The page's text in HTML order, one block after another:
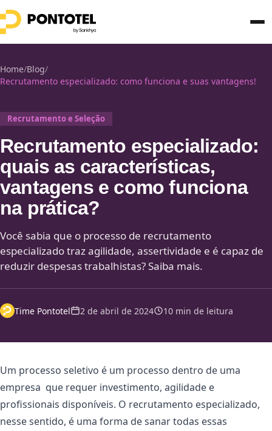
Home/Blog/
Recrutamento especializado: como funciona e suas vantagens!
Recrutamento e Seleção
Recrutamento especializado:
quais as características,
vantagens e como funciona
na prática?
Você sabia que o processo de recrutamento
especializado traz agilidade, assertividade e é capaz de
reduzir despesas trabalhistas? Saiba mais.
Time Pontotel 2 de abril de 2024 10 min de leitura
Um processo seletivo é um processo dentro de uma
empresa que requer investimento, agilidade e
profissionais disponíveis. O recrutamento especializado,
nesse sentido, é uma forma de sanar todas essas